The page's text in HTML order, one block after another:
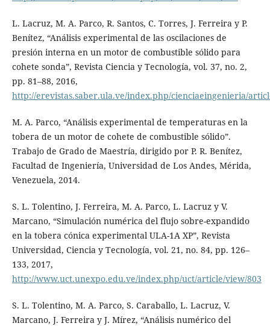
L. Lacruz, M. A. Parco, R. Santos, C. Torres, J. Ferreira y P.
Benítez, “Análisis experimental de las oscilaciones de
presión interna en un motor de combustible sólido para
cohete sonda”, Revista Ciencia y Tecnología, vol. 37, no. 2,
pp. 81–88, 2016,
http://erevistas.saber.ula.ve/index.php/cienciaeingenieria/
M. A. Parco, “Análisis experimental de temperaturas en la
tobera de un motor de cohete de combustible sólido”.
Trabajo de Grado de Maestría, dirigido por P. R. Benítez,
Facultad de Ingeniería, Universidad de Los Andes, Mérida,
Venezuela, 2014.
S. L. Tolentino, J. Ferreira, M. A. Parco, L. Lacruz y V.
Marcano, “Simulación numérica del flujo sobre-expandido
en la tobera cónica experimental ULA-1A XP”, Revista
Universidad, Ciencia y Tecnología, vol. 21, no. 84, pp. 126–
133, 2017,
http://www.uct.unexpo.edu.ve/index.php/uct/article/view/803
S. L. Tolentino, M. A. Parco, S. Caraballo, L. Lacruz, V.
Marcano, J. Ferreira y J. Mírez, “Análisis numérico del